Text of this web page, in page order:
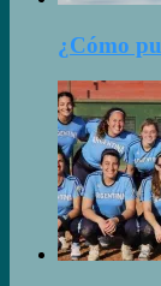
¿Cómo